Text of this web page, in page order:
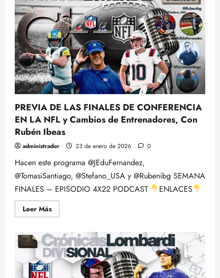
LAS
FINALES
DE
CONFERENCIA
DE
LA
NFL:
Week
by
Week
–
LAS
FINALES
PREVIA DE LAS FINALES DE CONFERENCIA
EN LA NFL y Cambios de Entrenadores, Con
Rubén Ibeas
administrador 23 de enero de 2026 0
Hacen este programa @JEduFernandez,
@TomasiSantiago, @Stefano_USA y @Rubenibg SEMANA
FINALES – EPISODIO 4X22 PODCAST
ENLACES
Leer MásLeer
más
PREVIA
DE
LAS
FINALES
DE
CONFERENCIA